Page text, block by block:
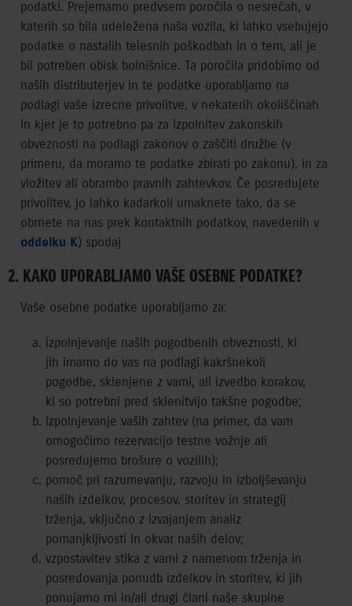
podatki. Prejemamo predvsem poročila o nesrečah, v
katerih so bila udeležena naša vozila, ki lahko vsebujejo
podatke o nastalih telesnih poškodbah in o tem, ali je
bil potreben obisk bolnišnice. Ta poročila pridobimo od
naših distributerjev in te podatke uporabljamo na
podlagi vaše izrecne privolitve, v nekaterih okoliščinah
in kjer je to potrebno pa za izpolnitev zakonskih
obveznosti na podlagi zakonov o zaščiti družbe (v
primeru, da moramo te podatke zbirati po zakonu), in za
vložitev ali obrambo pravnih zahtevkov. Če posredujete
privolitev, jo lahko kadarkoli umaknete tako, da se
obrnete na nas prek kontaktnih podatkov, navedenih v
oddelku K) spodaj
2. KAKO UPORABLJAMO VAŠE OSEBNE PODATKE?
Vaše osebne podatke uporabljamo za:
izpolnjevanje naših pogodbenih obveznosti, ki
jih imamo do vas na podlagi kakršnekoli
pogodbe, sklenjene z vami, ali izvedbo korakov,
ki so potrebni pred sklenitvijo takšne pogodbe;
izpolnjevanje vaših zahtev (na primer, da vam
omogočimo rezervacijo testne vožnje ali
posredujemo brošure o vozilih);
pomoč pri razumevanju, razvoju in izboljševanju
naših izdelkov, procesov, storitev in strategij
trženja, vključno z izvajanjem analiz
pomanjkljivosti in okvar naših delov;
vzpostavitev stika z vami z namenom trženja in
posredovanja ponudb izdelkov in storitev, ki jih
ponujamo mi in/ali drugi člani naše skupine